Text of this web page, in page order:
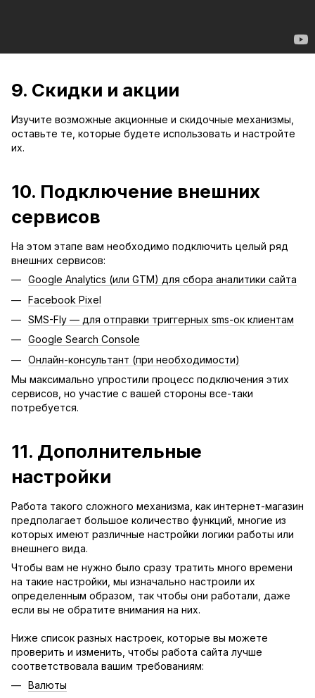
9. Скидки и акции
Изучите возможные акционные и скидочные механизмы,
оставьте те, которые будете использовать и настройте
их.
10. Подключение внешних
сервисов
На этом этапе вам необходимо подключить целый ряд
внешних сервисов:
Google Analytics (или GTM) для сбора аналитики сайта
Facebook Pixel
SMS-Fly — для отправки триггерных sms-ок клиентам
Google Search Console
Онлайн-консультант (при необходимости)
Мы максимально упростили процесс подключения этих
сервисов, но участие с вашей стороны все-таки
потребуется.
11. Дополнительные
настройки
Работа такого сложного механизма, как интернет-магазин
предполагает большое количество функций, многие из
которых имеют различные настройки логики работы или
внешнего вида.
Чтобы вам не нужно было сразу тратить много времени
на такие настройки, мы изначально настроили их
определенным образом, так чтобы они работали, даже
если вы не обратите внимания на них.
Ниже список разных настроек, которые вы можете
проверить и изменить, чтобы работа сайта лучше
соответствовала вашим требованиям:
Валюты